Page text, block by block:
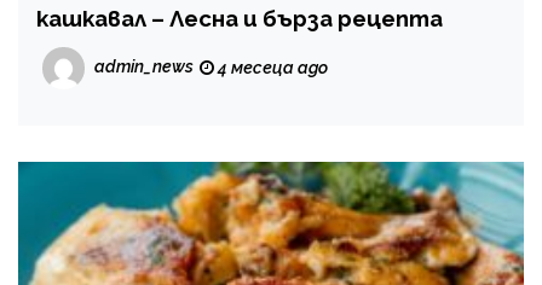
кашкавал – Лесна и бърза рецепта
admin_news 4 месеца ago